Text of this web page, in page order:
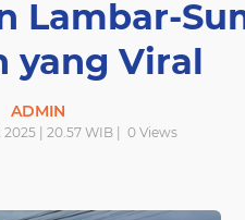
Lambar-
yang Viral
ADMIN
| 20.57 WIB | 0Views